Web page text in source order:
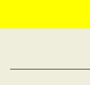
NOUVEAUX
BULLETIN
AFFICHEZ
CANDIDAT
NOS
FORMATIONS